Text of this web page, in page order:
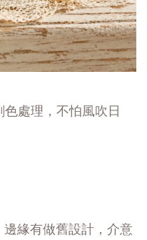
處理，不怕風吹日
緣有做舊設計，介意